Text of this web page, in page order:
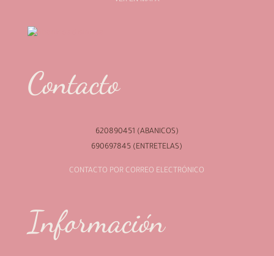
Contacto
620890451 (ABANICOS)
690697845 (ENTRETELAS)
CONTACTO POR CORREO ELECTRÓNICO
Información